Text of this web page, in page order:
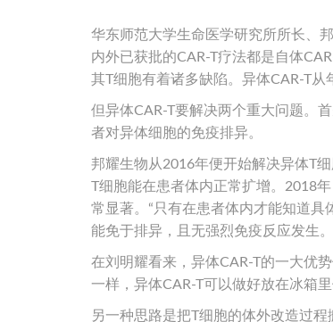
华东师范大学生命医学研究所所长、
内外已获批的CAR-T疗法都是自体
其T细胞有着诸多缺陷。异体CAR-T从
但异体CAR-T要解决两个重大问题。
者对异体细胞的免疫排异。
邦耀生物从2016年便开始解决异体T
T细胞能在患者体内正常扩增。2018
常显著。“只有在患者体内才能知道具
能免于排异，且无强烈免疫反应发生。
在刘明耀看来，异体CAR-T的一大优
一样，异体CAR-T可以做好放在冰箱
另一种思路是把T细胞的体外改造过